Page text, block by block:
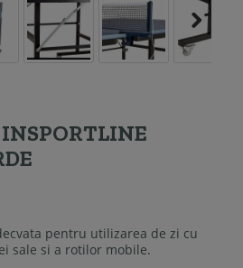
pentru utilizarea de zi cu
sale si a rotilor mobile.